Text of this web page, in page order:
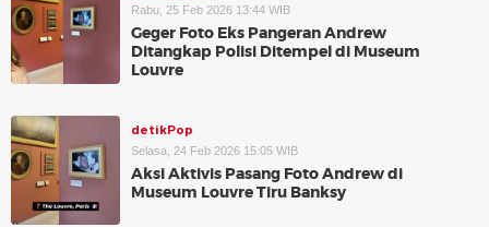
Rabu, 25 Feb 2026 13:44 WIB
Geger Foto Eks Pangeran Andrew
Ditangkap Polisi Ditempel di Museum
Louvre
detikPop
Selasa, 24 Feb 2026 15:05 WIB
Aksi Aktivis Pasang Foto Andrew di
Museum Louvre Tiru Banksy